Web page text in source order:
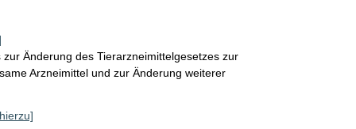
Änderung des Tierarzneimittelgesetzes zur
Arzneimittel und zur Änderung weiterer